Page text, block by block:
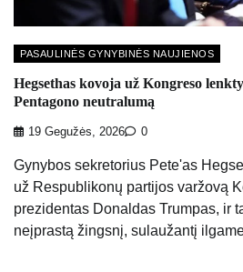
PASAULINĖS GYNYBINĖS NAUJIENOS
Hegsethas kovoja už Kongreso
Pentagono neutralumą
19 Gegužės, 2026 0
Gynybos sekretorius Pete'as
už Respublikonų partijos varžovą
prezidentas Donaldas Trumpas, ir
neįprastą žingsnį, sulaužantį